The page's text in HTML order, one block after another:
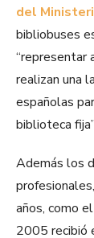
del
bibliobuses
“representar
realizan una
españolas
biblioteca
Además los
años, como el
2005 recibió